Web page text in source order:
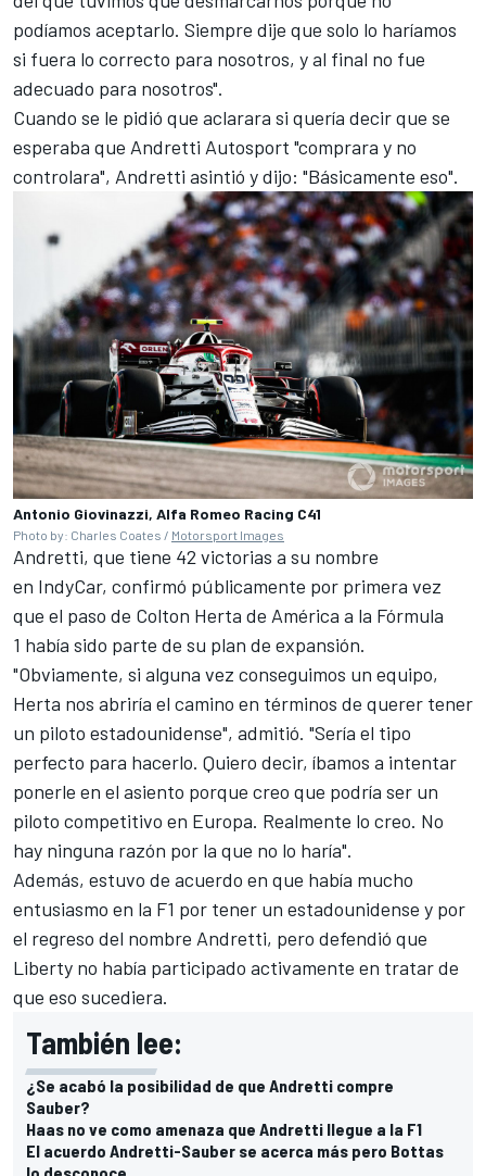
podíamos aceptarlo. Siempre dije que solo lo haríamos
si fuera lo correcto para nosotros, y al final no fue
adecuado para nosotros".
Cuando se le pidió que aclarara si quería decir que se
esperaba que Andretti Autosport "comprara y no
controlara", Andretti asintió y dijo: "Básicamente eso".
Antonio Giovinazzi, Alfa Romeo Racing C41
Photo by: Charles Coates / Motorsport Images
Andretti, que tiene 42 victorias a su nombre
en IndyCar, confirmó públicamente por primera vez
que el paso de Colton Herta de América a la Fórmula
1 había sido parte de su plan de expansión.
"Obviamente, si alguna vez conseguimos un equipo,
Herta nos abriría el camino en términos de querer tener
un piloto estadounidense", admitió. "Sería el tipo
perfecto para hacerlo. Quiero decir, íbamos a intentar
ponerle en el asiento porque creo que podría ser un
piloto competitivo en Europa. Realmente lo creo. No
hay ninguna razón por la que no lo haría".
Además, estuvo de acuerdo en que había mucho
entusiasmo en la F1 por tener un estadounidense y por
el regreso del nombre Andretti, pero defendió que
Liberty no había participado activamente en tratar de
que eso sucediera.
También lee:
¿Se acabó la posibilidad de que Andretti compre
Sauber?
Haas no ve como amenaza que Andretti llegue a la F1
El acuerdo Andretti-Sauber se acerca más pero Bottas
lo desconoce